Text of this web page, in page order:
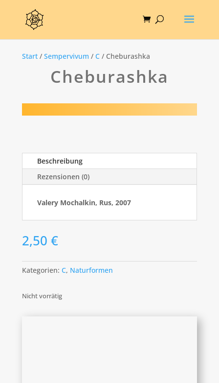
Start/ Sempervivum / C/ Cheburashka
Cheburashka
Beschreibung
Rezensionen (0)
Valery Mochalkin, Rus, 2007
2,50 €
Kategorien: C, Naturformen
Nicht vorrätig